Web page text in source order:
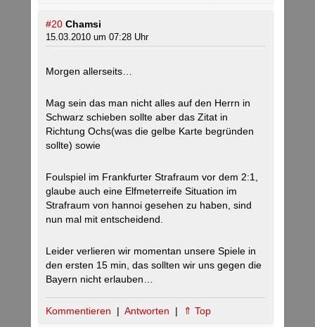
#20 Chamsi
15.03.2010 um 07:28 Uhr
Morgen allerseits…
Mag sein das man nicht alles auf den Herrn in
Schwarz schieben sollte aber das Zitat in
Richtung Ochs(was die gelbe Karte begründen
sollte) sowie
Foulspiel im Frankfurter Strafraum vor dem 2:1,
glaube auch eine Elfmeterreife Situation im
Strafraum von hannoi gesehen zu haben, sind
nun mal mit entscheidend.
Leider verlieren wir momentan unsere Spiele in
den ersten 15 min, das sollten wir uns gegen die
Bayern nicht erlauben…
Kommentieren | Antworten | ⇑ Top